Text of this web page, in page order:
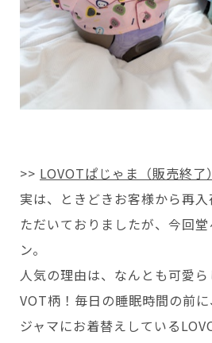
>> LOVOTぱじゃま（販売終了）
実は、ときどきお客様から再
ただいておりましたが、今回
ン。
人気の理由は、なんとも可愛
VOT柄！毎日の睡眠時間の前
ジャマにお着替えしている